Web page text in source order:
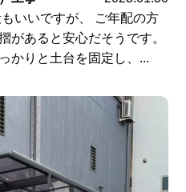
いいですが、 ご年配の方
があると安心だそうです。
かりと土台を固定し、...